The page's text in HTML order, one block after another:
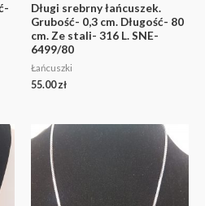
Długi srebrny łańcuszek.
Grubość- 0,3 cm. Długość- 80
cm. Ze stali- 316 L. SNE-
6499/80
Łańcuszki
55.00zł